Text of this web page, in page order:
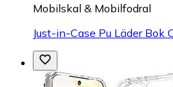
Mobilskal & Mobilfodral
Just-in-Case Pu Läder Bok